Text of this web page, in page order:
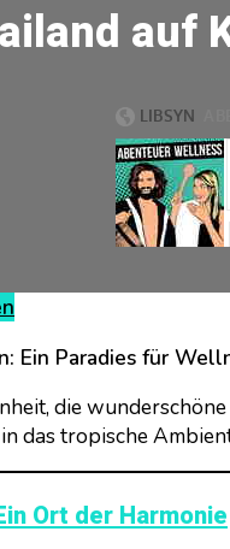
auf
Ein Paradies für
die
das tropische
Ort der Harmonie